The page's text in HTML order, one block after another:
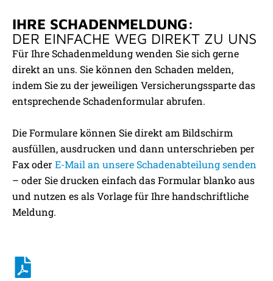
IHRE SCHADENMELDUNG:
DER EINFACHE WEG DIREKT ZU UNS
Für Ihre Schadenmeldung wenden Sie sich gerne
direkt an uns. Sie können den Schaden melden,
indem Sie zu der jeweiligen Versicherungssparte das
entsprechende Schadenformular abrufen.
Die Formulare können Sie direkt am Bildschirm
ausfüllen, ausdrucken und dann unterschrieben per
Fax oderE-Mail an unsere Schadenabteilung senden
– oder Sie drucken einfach das Formular blanko aus
und nutzen es als Vorlage für Ihre handschriftliche
Meldung.